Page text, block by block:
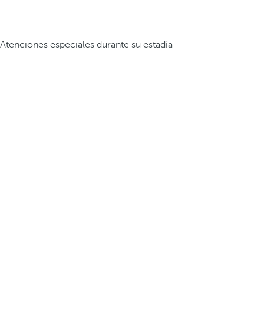
Atenciones especiales durante su estadía